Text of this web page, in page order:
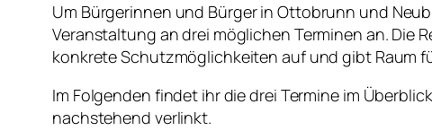
Um Bürgerinnen und Bürger in Ottobrunn und
Veranstaltung an drei möglichen Terminen an. Die
konkrete Schutzmöglichkeiten auf und gibt Raum
Im Folgenden findet ihr die drei Termine im
nachstehend verlinkt.